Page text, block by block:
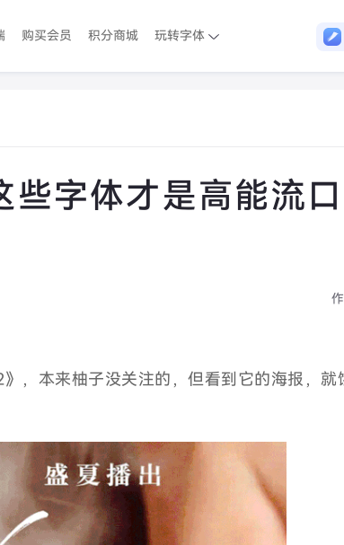
购买会员 积分商城 玩转字体
些字体才是高能流口
，本来柚子没关注的，但看到它的海报，